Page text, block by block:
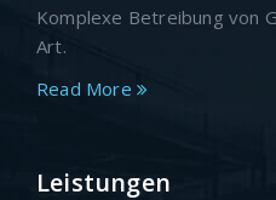
Komplexe Betreibung von
Art.
Read More
Leistungen